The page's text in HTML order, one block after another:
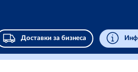
Доставки за бизнеса